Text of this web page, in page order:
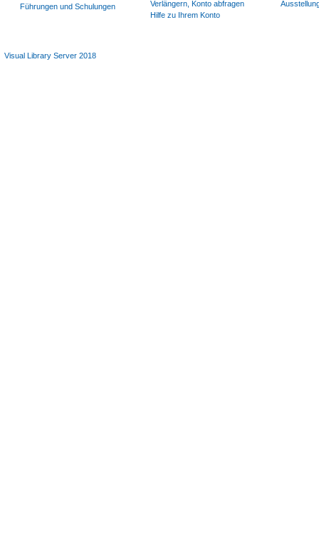
Führungen und Schulungen
Verlängern, Konto abfragen
Hilfe zu Ihrem Konto
Visual Library Server 2018